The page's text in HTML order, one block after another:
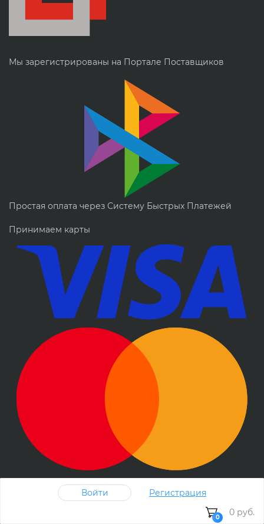
Мы зарегистрированы на Портале Поставщиков
Простая оплата через Систему Быстрых Платежей
Принимаем карты
Войти Регистрация
0 0 руб.